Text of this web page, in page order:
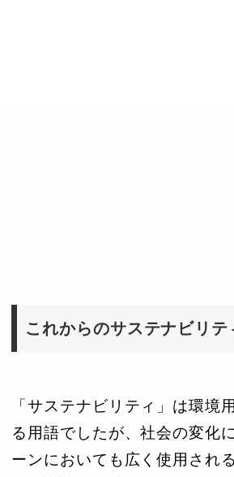
これからのサステナビリ
「サステナビリティ」は環境
る用語でしたが、社会の変化
ーンにおいても広く使用され